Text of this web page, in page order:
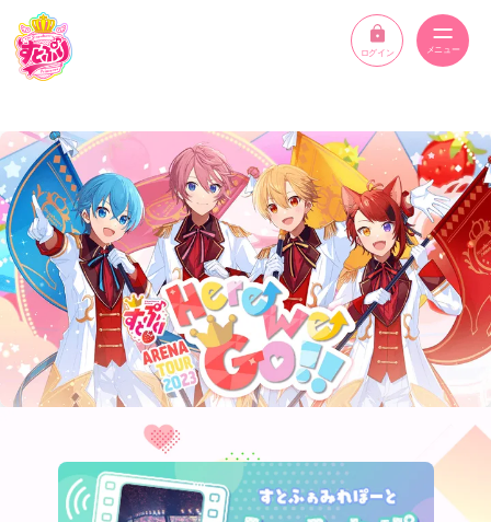
ログイン
ニュース
スケジュール
イベント
メンバー
YouTube
ディスコグラフィー
STPR ONLINE STORE